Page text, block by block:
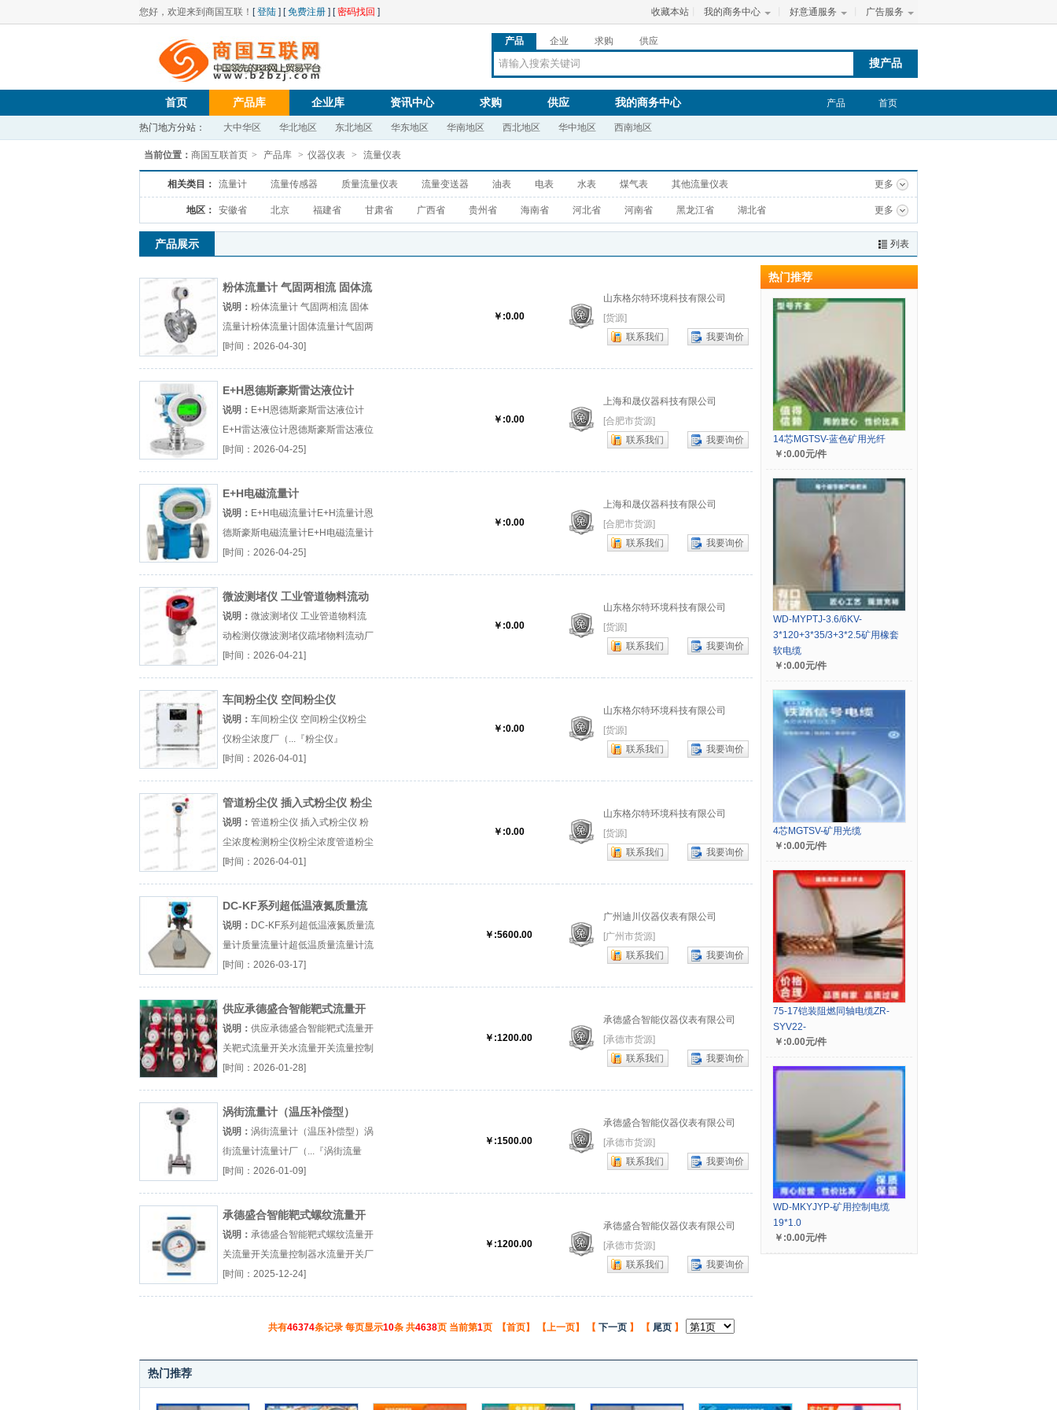
您好，欢迎来到商国互联！ [登陆 ] [免费注册 ] [密码找回 ] 收藏本站 我的商务中心 好意通服务 广告服务
产品 企业 求购 供应
搜产品
首页
产品
首页 产品库 企业库 资讯中心 求购 供应 我的商务中心
热门地方分站： 大中华区 华北地区 东北地区 华东地区 华南地区 西北地区 华中地区 西南地区
当前位置： 商国互联首页 > 产品库 > 仪器仪表 > 流量仪表
相关类目： 更多
流量计 流量传感器 质量流量仪表 流量变送器 油表 电表 水表 煤气表 其他流量仪表
地区： 更多
安徽省 北京 福建省 甘肃省 广西省 贵州省 海南省 河北省 河南省 黑龙江省 湖北省
产品展示 列表
粉体流量计 气固两相流 固体流
量计
说明： 粉体流量计 气固两相流 固体
流量计粉体流量计固体流量计气固两
相流厂（...『粉体流量计』
[时间：2026-04-30]
￥:0.00
山东格尔特环境科技有限公司
[货源]
联系我们
我要询价
E+H恩德斯豪斯雷达液位计
说明： E+H恩德斯豪斯雷达液位计
E+H雷达液位计恩德斯豪斯雷达液位
计E+H液位计厂（...『E+H雷达液位
计』
[时间：2026-04-25]
￥:0.00
上海和晟仪器科技有限公司
[合肥市货源]
联系我们
我要询价
E+H电磁流量计
说明： E+H电磁流量计E+H流量计恩
德斯豪斯电磁流量计E+H电磁流量计
厂（...『E+H流量计』
[时间：2026-04-25]
￥:0.00
上海和晟仪器科技有限公司
[合肥市货源]
联系我们
我要询价
微波测堵仪 工业管道物料流动
检测仪
说明： 微波测堵仪 工业管道物料流
动检测仪微波测堵仪疏堵物料流动厂
（...『微波测堵仪』
[时间：2026-04-21]
￥:0.00
山东格尔特环境科技有限公司
[货源]
联系我们
我要询价
车间粉尘仪 空间粉尘仪
说明： 车间粉尘仪 空间粉尘仪粉尘
仪粉尘浓度厂（...『粉尘仪』
[时间：2026-04-01]
￥:0.00
山东格尔特环境科技有限公司
[货源]
联系我们
我要询价
管道粉尘仪 插入式粉尘仪 粉尘
浓度检测
说明： 管道粉尘仪 插入式粉尘仪 粉
尘浓度检测粉尘仪粉尘浓度管道粉尘
厂（...『粉尘仪』
[时间：2026-04-01]
￥:0.00
山东格尔特环境科技有限公司
[货源]
联系我们
我要询价
DC-KF系列超低温液氮质量流
量计
说明： DC-KF系列超低温液氮质量流
量计质量流量计超低温质量流量计流
量计厂家厂（...『质量流量计』
[时间：2026-03-17]
￥:5600.00
广州迪川仪器仪表有限公司
[广州市货源]
联系我们
我要询价
供应承德盛合智能靶式流量开
关
说明： 供应承德盛合智能靶式流量开
关靶式流量开关水流量开关流量控制
器厂（...『靶式流量开关』
[时间：2026-01-28]
￥:1200.00
承德盛合智能仪器仪表有限公司
[承德市货源]
联系我们
我要询价
涡街流量计（温压补偿型）
说明： 涡街流量计（温压补偿型）涡
街流量计流量计厂（...『涡街流量
计』
[时间：2026-01-09]
￥:1500.00
承德盛合智能仪器仪表有限公司
[承德市货源]
联系我们
我要询价
承德盛合智能靶式螺纹流量开
关
说明： 承德盛合智能靶式螺纹流量开
关流量开关流量控制器水流量开关厂
（...『流量开关』
[时间：2025-12-24]
￥:1200.00
承德盛合智能仪器仪表有限公司
[承德市货源]
联系我们
我要询价
共有46374条记录 每页显示10条 共4638页 当前第1页 【首页】 【上一页】 【 下一页 】 【 尾页 】
热门推荐
14芯MGTSV-蓝色矿用光纤
￥:0.00元/件
WD-MYPTJ-3.6/6KV-
3*120+3*35/3+3*2.5矿用橡套
软电缆
￥:0.00元/件
4芯MGTSV-矿用光缆
￥:0.00元/件
75-17铠装阻燃同轴电缆ZR-
SYV22-
￥:0.00元/件
WD-MKYJYP-矿用控制电缆
19*1.0
￥:0.00元/件
热门推荐